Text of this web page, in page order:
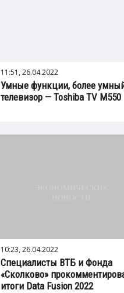
11:51, 26.04.2022
Умные функции, более
телевизор — Toshiba TV M550
10:23, 26.04.2022
Специалисты ВТБ и Фонда
«Сколково»
итоги Data Fusion 2022